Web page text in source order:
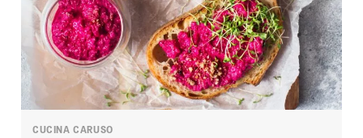
CUCINA CARUSO